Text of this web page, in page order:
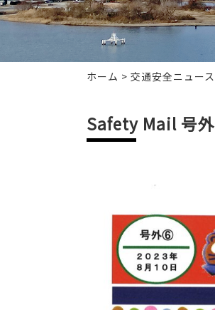
ホーム > 交通安全ニュース
Safety Mail 号外